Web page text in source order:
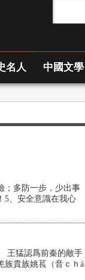
名人 中國文學
；多防一步，少出事
5、安全意識在我心
王猛認爲前秦的敵手
族貴族姚萇（音ｃｈá